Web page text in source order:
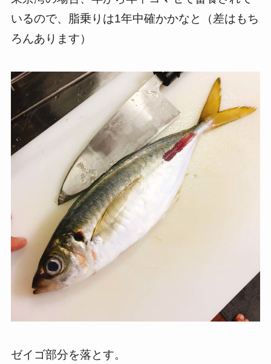
いるので、脂乗りは1年中確かかなと（差はもち
ろんあります）
ゼイゴ部分を落とす。